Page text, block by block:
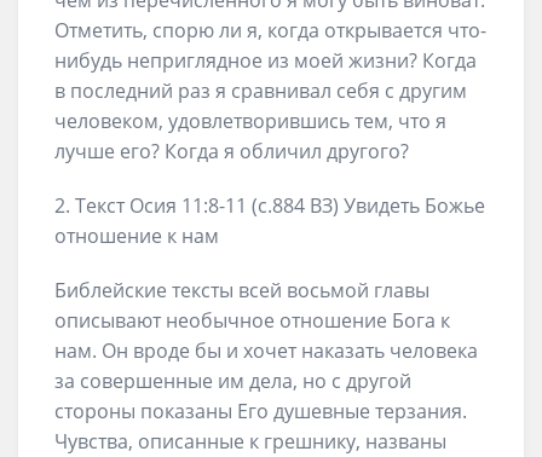
Отметить, спорю ли я, когда открывается что-
нибудь неприглядное из моей жизни? Когда
в последний раз я сравнивал себя с другим
человеком, удовлетворившись тем, что я
лучше его? Когда я обличил другого?
2. Текст Осия 11:8-11 (с.884 ВЗ) Увидеть Божье
отношение к нам
Библейские тексты всей восьмой главы
описывают необычное отношение Бога к
нам. Он вроде бы и хочет наказать человека
за совершенные им дела, но с другой
стороны показаны Его душевные терзания.
Чувства, описанные к грешнику, названы